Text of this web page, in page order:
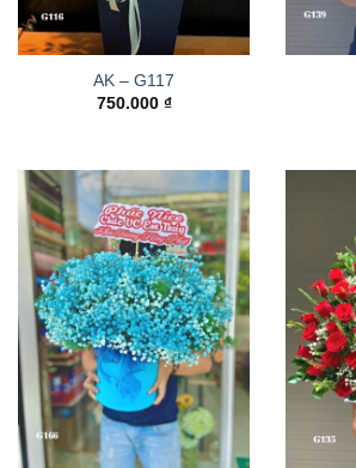
AK – G117
750.000 ₫